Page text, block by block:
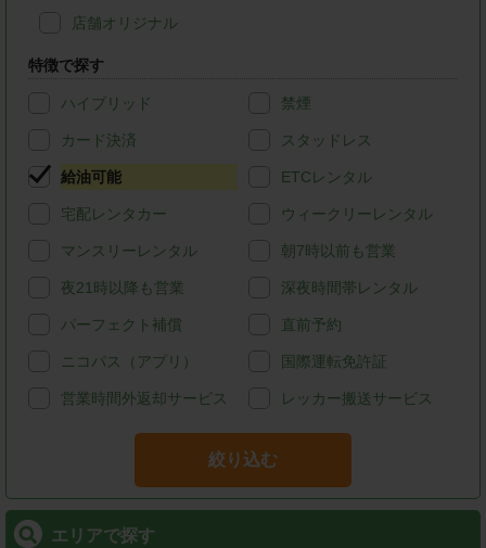
店舗オリジナル
特徴で探す
ハイブリッド 禁煙
カード決済 スタッドレス
給油可能 ETCレンタル
宅配レンタカー ウィークリーレンタル
マンスリーレンタル 朝7時以前も営業
夜21時以降も営業 深夜時間帯レンタル
パーフェクト補償 直前予約
ニコパス（アプリ） 国際運転免許証
営業時間外返却サービス レッカー搬送サービス
絞り込む
エリアで探す